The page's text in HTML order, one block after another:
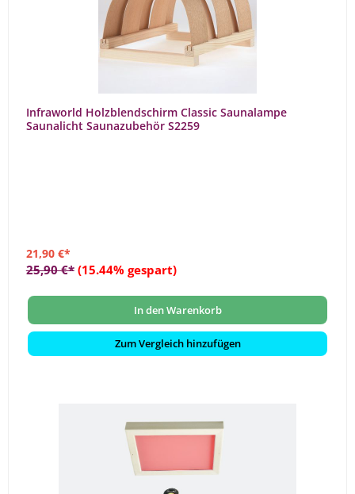
Infraworld Holzblendschirm Classic Saunalampe
Saunalicht Saunazubehör S2259
21,90 €*
25,90 €* (15.44% gespart)
In den Warenkorb
Zum Vergleich hinzufügen